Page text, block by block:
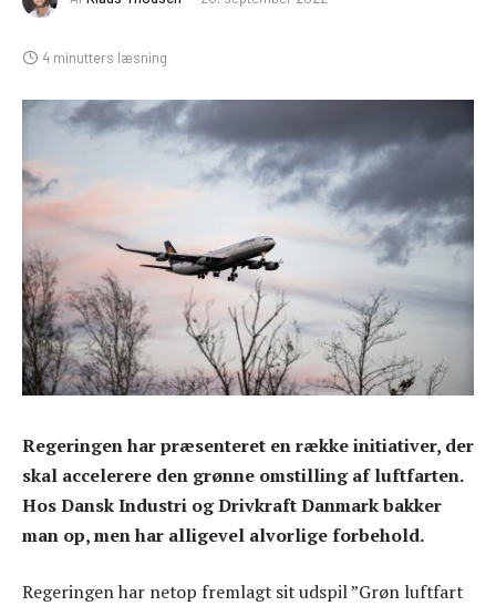
4 minutters læsning
Regeringen har præsenteret en række initiativer, der
skal accelerere den grønne omstilling af luftfarten.
Hos Dansk Industri og Drivkraft Danmark bakker
man op, men har alligevel alvorlige forbehold.
Regeringen har netop fremlagt sit udspil ”Grøn luftfart